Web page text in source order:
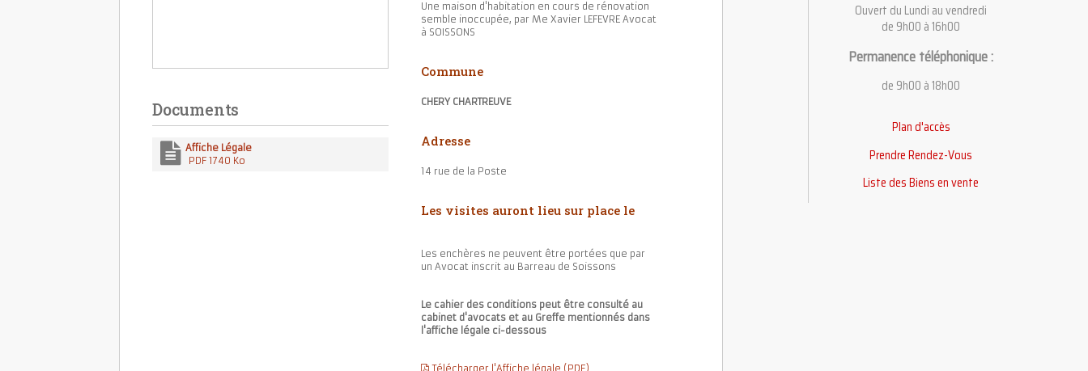
Documents
Affiche Légale
PDF 1740 Ko
Une maison d'habitation en cours de rénovation
semble inoccupée, par Me Xavier LEFEVRE Avocat
à SOISSONS
Commune
CHERY CHARTREUVE
Adresse
14 rue de la Poste
Les visites auront lieu sur place le
Les enchères ne peuvent être portées que par
un Avocat inscrit au Barreau de Soissons
Le cahier des conditions peut être consulté au
cabinet d'avocats et au Greffe mentionnés dans
l'affiche légale ci-dessous
Ouvert du Lundi au vendredi
de 9h00 à 16h00
Permanence téléphonique :
de 9h00 à 18h00
Plan d'accès
Prendre Rendez-Vous
Liste des Biens en vente